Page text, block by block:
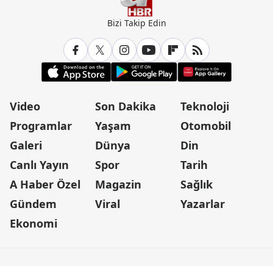
Bizi Takip Edin
Video
Programlar
Galeri
Canlı Yayın
A Haber Özel
Gündem
Ekonomi
Son Dakika
Yaşam
Dünya
Spor
Magazin
Viral
Teknoloji
Otomobil
Din
Tarih
Sağlık
Yazarlar